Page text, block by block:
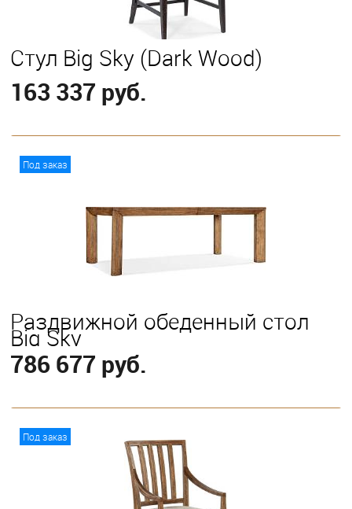
Стул Big Sky (Dark Wood)
163 337 руб.
Под заказ
Раздвижной обеденный стол
Big Sky
786 677 руб.
Под заказ